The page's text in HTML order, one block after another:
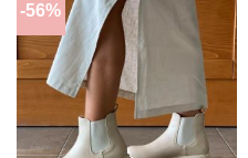
-56%
ΠΡΌΣΘΉΚΗ
ΕΠΙΘΥΜΙΏΝ